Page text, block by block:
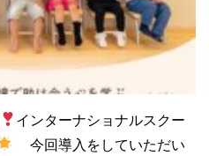
インターナショナルスクー
今回導入をしていただい